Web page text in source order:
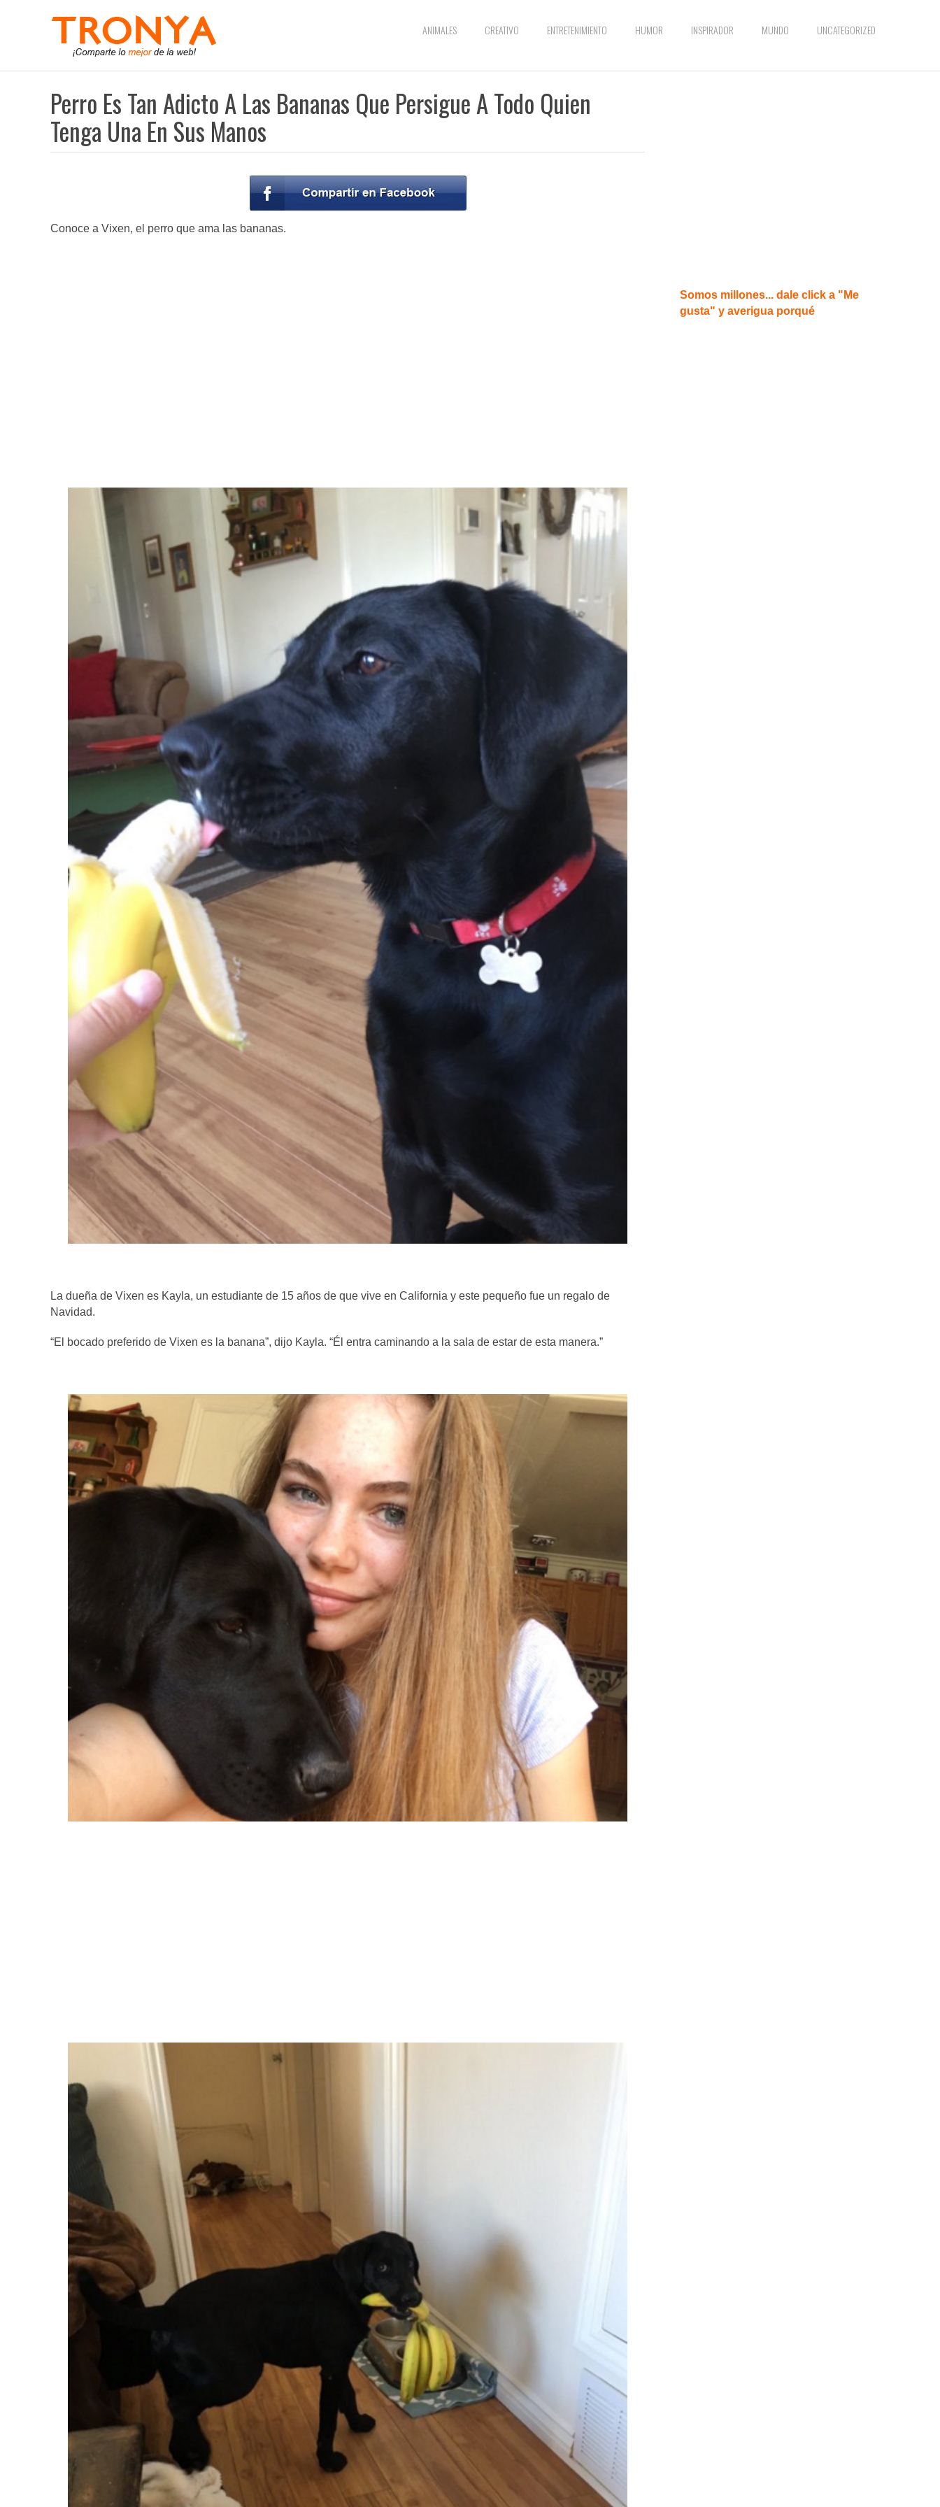
ANIMALES CREATIVO ENTRETENIMIENTO HUMOR INSPIRADOR MUNDO UNCATEGORIZED
Perro Es Tan Adicto A Las Bananas Que Persigue A Todo Quien
Tenga Una En Sus Manos
Conoce a Vixen, el perro que ama las bananas.
La dueña de Vixen es Kayla, un estudiante de 15 años de que vive en California y este pequeño fue un regalo de
Navidad.
“El bocado preferido de Vixen es la banana”, dijo Kayla. “Él entra caminando a la sala de estar de esta manera.”
Somos millones... dale click a "Me
gusta" y averigua porqué